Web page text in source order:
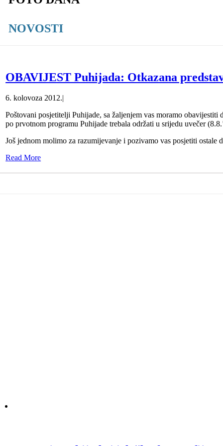
NOVOSTI
OBAVIJEST Puhijada: Otkazana
6. kolovoza 2012.|
Poštovani posjetitelji Puhijade, sa žaljenjem vas moramo
po prvotnom programu Puhijade trebala održati u srijedu uvečer
Još jednom molimo za razumijevanje i pozivamo vas posjetiti ostale
Read More